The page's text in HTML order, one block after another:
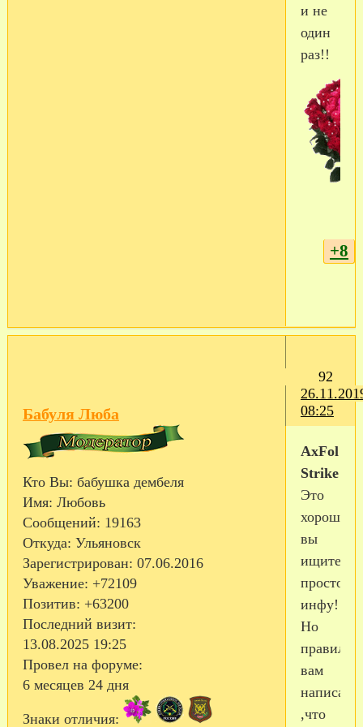
и не
один
раз!!
+8
92
08:25
Бабуля Люба
Кто Вы: бабушка дембеля
Имя: Любовь
Сообщений: 19163
Откуда: Ульяновск
Зарегистрирован: 07.06.2016
Уважение: +72109
Позитив: +63200
Последний визит:
13.08.2025 19:25
Провел на форуме:
6 месяцев 24 дня
Знаки отличия:
AxFol
Strike
Это
вы
ищите
просто
инфу!
Но
вам
написала
,что